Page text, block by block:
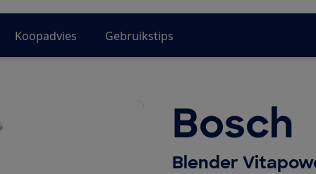
Koopadvies Gebruikstips
Bosch
Blender